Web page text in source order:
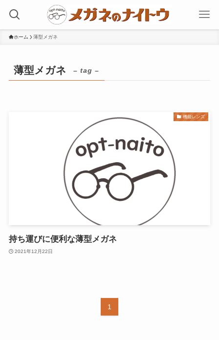
ホーム 薄型メガネ
薄型メガネ – tag –
機能レンズ
持ち運びに便利な薄型メガネ
2021年12月22日
1